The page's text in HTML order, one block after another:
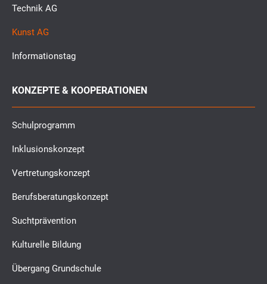
Technik AG
Kunst AG
Informationstag
KONZEPTE & KOOPERATIONEN
Schulprogramm
Inklusionskonzept
Vertretungskonzept
Berufsberatungskonzept
Suchtprävention
Kulturelle Bildung
Übergang Grundschule